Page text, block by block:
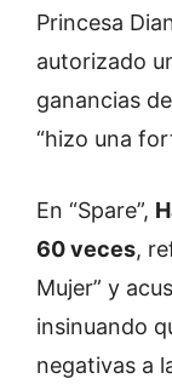
Princesa
autorizado
ganancias
“hizo una
En “Spare”,
60 veces,
Mujer” y
insinuando
negativas a